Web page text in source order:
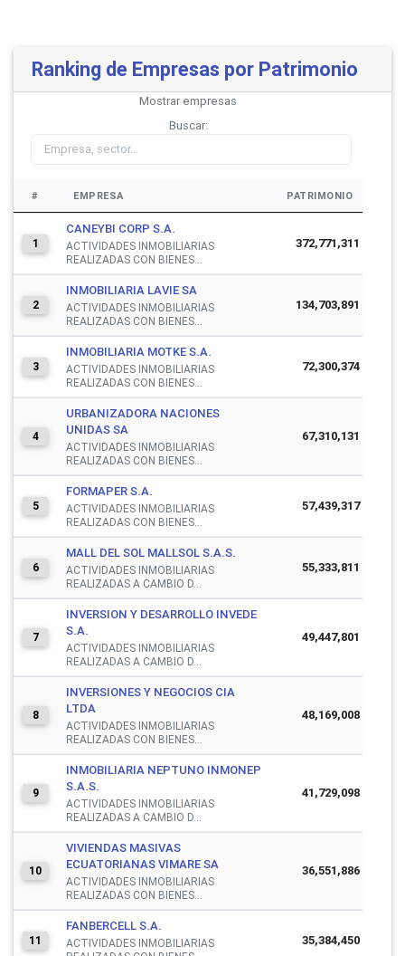
Ranking de Empresas por Patrimonio
Mostrar empresas
Buscar:
# EMPRESA PATRIMONIO
1
CANEYBI CORP S.A.
ACTIVIDADES INMOBILIARIAS
REALIZADAS CON BIENES...
372,771,311
2
INMOBILIARIA LAVIE SA
ACTIVIDADES INMOBILIARIAS
REALIZADAS CON BIENES...
134,703,891
3
INMOBILIARIA MOTKE S.A.
ACTIVIDADES INMOBILIARIAS
REALIZADAS CON BIENES...
72,300,374
4
URBANIZADORA NACIONES
UNIDAS SA
ACTIVIDADES INMOBILIARIAS
REALIZADAS CON BIENES...
67,310,131
5
FORMAPER S.A.
ACTIVIDADES INMOBILIARIAS
REALIZADAS CON BIENES...
57,439,317
6
MALL DEL SOL MALLSOL S.A.S.
ACTIVIDADES INMOBILIARIAS
REALIZADAS A CAMBIO D...
55,333,811
7
INVERSION Y DESARROLLO INVEDE
S.A.
ACTIVIDADES INMOBILIARIAS
REALIZADAS A CAMBIO D...
49,447,801
8
INVERSIONES Y NEGOCIOS CIA
LTDA
ACTIVIDADES INMOBILIARIAS
REALIZADAS CON BIENES...
48,169,008
9
INMOBILIARIA NEPTUNO INMONEP
S.A.S.
ACTIVIDADES INMOBILIARIAS
REALIZADAS A CAMBIO D...
41,729,098
10
VIVIENDAS MASIVAS
ECUATORIANAS VIMARE SA
ACTIVIDADES INMOBILIARIAS
REALIZADAS CON BIENES...
36,551,886
11
FANBERCELL S.A.
ACTIVIDADES INMOBILIARIAS
35,384,450